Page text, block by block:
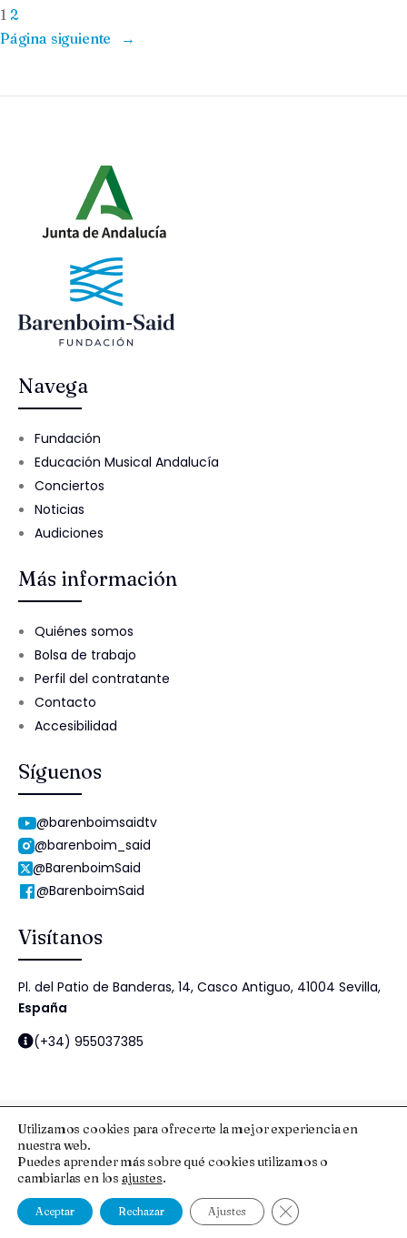
1 2
Página siguiente
→
Navega
Fundación
Educación Musical Andalucía
Conciertos
Noticias
Audiciones
Más información
Quiénes somos
Bolsa de trabajo
Perfil del contratante
Contacto
Accesibilidad
Síguenos
@barenboimsaidtv
@barenboim_said
@BarenboimSaid
@BarenboimSaid
Visítanos
Pl. del Patio de Banderas, 14, Casco Antiguo, 41004 Sevilla,
España
(+34) 955037385
© 2025 Fundación Barenboim-Said
Aviso Legal y Protección de Datos
Política de cookiesPolítica de Seguridad de la Información
Utilizamos cookies para ofrecerte la mejor experiencia en
nuestra web.
Puedes aprender más sobre qué cookies utilizamos o
cambiarlas en los ajustes.
Aceptar Rechazar Ajustes Cerrar el banner de